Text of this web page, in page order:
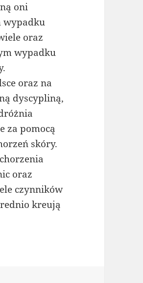
oni
wypadku
oraz
wypadku
oraz na
dyscypliną,
za pomocą
skóry.
oraz
czynników
kreują